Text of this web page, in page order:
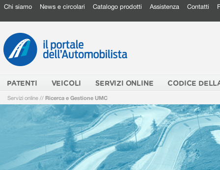
Chi siamo News e circolari Catalogo prodotti Assistenza Contatti
PATENTI VEICOLI SERVIZI ONLINE CODICE
Servizi online // Ricerca e Gestione UMC